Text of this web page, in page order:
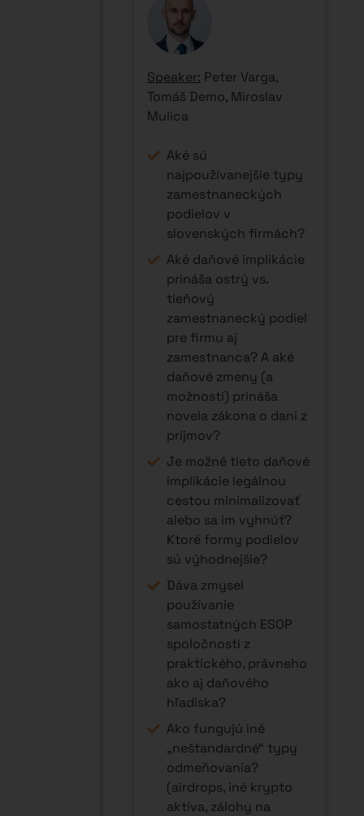
Speaker: Peter Varga,
Tomáš Demo, Miroslav
Mulica
Aké sú
najpoužívanejšie typy
zamestnaneckých
podielov v
slovenských firmách?
Aké daňové implikácie
prináša ostrý vs.
tieňový
zamestnanecký podiel
pre firmu aj
zamestnanca? A aké
daňové zmeny (a
možnosti) prináša
novela zákona o dani z
príjmov?
Je možné tieto daňové
implikácie legálnou
cestou minimalizovať
alebo sa im vyhnúť?
Ktoré formy podielov
sú výhodnejšie?
Dáva zmysel
používanie
samostatných ESOP
spoločností z
praktického, právneho
ako aj daňového
hľadiska?
Ako fungujú iné
„neštandardné“ typy
odmeňovania?
(airdrops, iné krypto
aktíva, zálohy na